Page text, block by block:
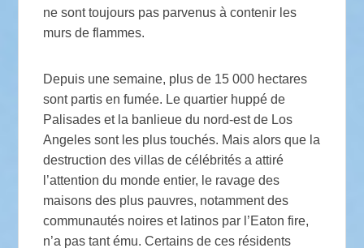
ne sont toujours pas parvenus à contenir les
murs de flammes.
Depuis une semaine, plus de 15 000 hectares
sont partis en fumée. Le quartier huppé de
Palisades et la banlieue du nord-est de Los
Angeles sont les plus touchés. Mais alors que la
destruction des villas de célébrités a attiré
l’attention du monde entier, le ravage des
maisons des plus pauvres, notamment des
communautés noires et latinos par l’Eaton fire,
n’a pas tant ému. Certains de ces résidents